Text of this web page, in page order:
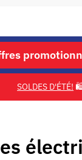
SOLDES D'ÉTÉ!